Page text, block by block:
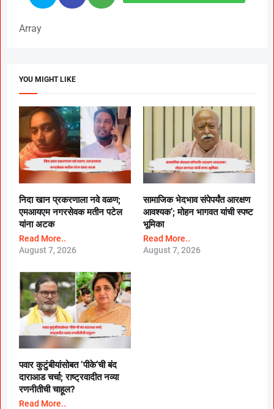
Array
YOU MIGHT LIKE
निदा खान प्रकरणाला नवे वळण;
एमआयएम नगरसेवक मतीन पटेल
यांना अटक
Read More..
August 7, 2026
सामाजिक भेदभाव संपेपर्यंत आरक्षण
आवश्यक’; मोहन भागवत यांची स्पष्ट
भूमिका
Read More..
August 7, 2026
पवार कुटुंबीयांसोबत ‘पीके’ची बंद
दाराआड चर्चा; राष्ट्रवादीत नव्या
रणनीतीची चाहूल?
Read More..